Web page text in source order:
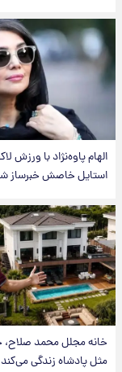
الهام پاوه‌نژاد با ورزش
استایل خاصش خبرساز
خانه مجلل محمد صلاح،
مثل پادشاه زندگی